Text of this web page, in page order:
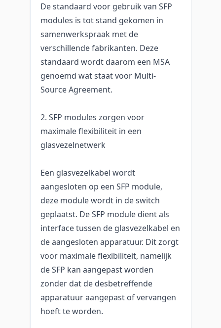
De standaard voor gebruik van SFP
modules is tot stand gekomen in
samenwerkspraak met de
verschillende fabrikanten. Deze
standaard wordt daarom een MSA
genoemd wat staat voor Multi-
Source Agreement.
2. SFP modules zorgen voor
maximale flexibiliteit in een
glasvezelnetwerk
Een glasvezelkabel wordt
aangesloten op een SFP module,
deze module wordt in de switch
geplaatst. De SFP module dient als
interface tussen de glasvezelkabel en
de aangesloten apparatuur. Dit zorgt
voor maximale flexibiliteit, namelijk
de SFP kan aangepast worden
zonder dat de desbetreffende
apparatuur aangepast of vervangen
hoeft te worden.